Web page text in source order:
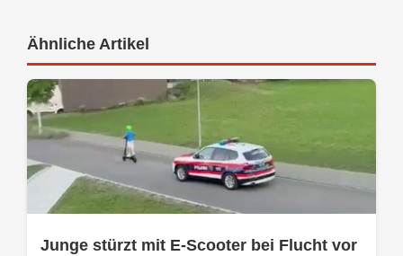
Ähnliche Artikel
Junge stürzt mit E-Scooter bei Flucht vor